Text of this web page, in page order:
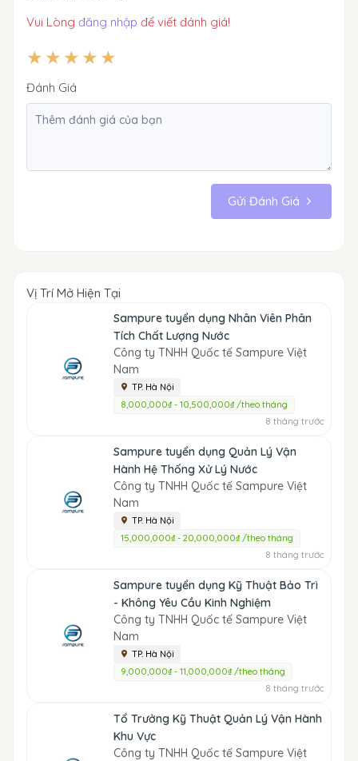
Vui Lòng đăng nhập để viết đánh giá!
Đánh Giá
Gửi Đánh Giá
Vị Trí Mở Hiện Tại
Sampure tuyển dụng Nhân Viên Phân
Tích Chất Lượng Nước
Công ty TNHH Quốc tế Sampure Việt
Nam
TP. Hà Nội
8,000,000₫ - 10,500,000₫ /theo tháng
8 tháng trước
Sampure tuyển dụng Quản Lý Vận
Hành Hệ Thống Xử Lý Nước
Công ty TNHH Quốc tế Sampure Việt
Nam
TP. Hà Nội
15,000,000₫ - 20,000,000₫ /theo tháng
8 tháng trước
Sampure tuyển dụng Kỹ Thuật Bảo Trì
- Không Yêu Cầu Kinh Nghiệm
Công ty TNHH Quốc tế Sampure Việt
Nam
TP. Hà Nội
9,000,000₫ - 11,000,000₫ /theo tháng
8 tháng trước
Tổ Trưởng Kỹ Thuật Quản Lý Vận Hành
Khu Vực
Công ty TNHH Quốc tế Sampure Việt